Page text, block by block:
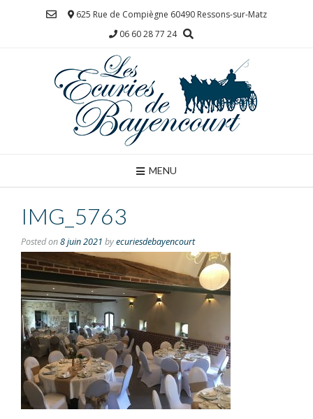
625 Rue de Compiègne 60490 Ressons-sur-Matz
06 60 28 77 24
MENU
IMG_5763
Posted on8 juin 2021 byecuriesdebayencourt